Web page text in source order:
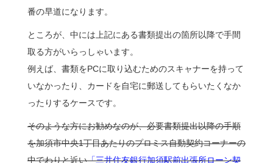
番の早道になります。
ところが、中には上記にある書類提出の箇所以降で手間
取る方がいらっしゃいます。
例えば、書類をPCに取り込むためのスキャナーを持って
いなかったり、カードを自宅に郵送してもらいたくなか
ったりするケースです。
そのような方にお勧めなのが、必要書類提出以降の手順
を加須市中央1丁目あたりのプロミス自動契約コーナーの
中でわりと近い「三井住友銀行加須駅前出張所ローン契